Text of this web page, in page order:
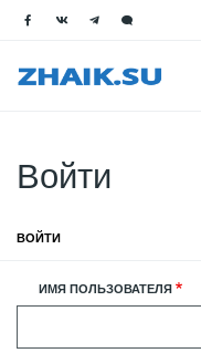
Войти
вкладки
ВОЙТИ
РЕГИСТРАЦИЯ
ИМЯ ПОЛЬЗОВАТЕЛЯ